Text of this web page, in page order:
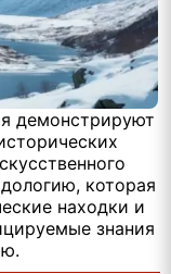
демонстрируют
которая
находки и
знания